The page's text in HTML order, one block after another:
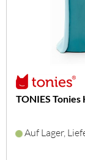
TONIES
Auf Lager,